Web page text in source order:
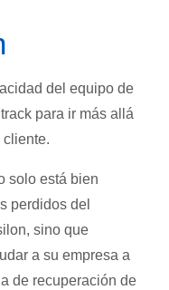
del equipo de
para ir más allá
solo está bien
perdidos del
sino que
a su empresa a
de recuperación de